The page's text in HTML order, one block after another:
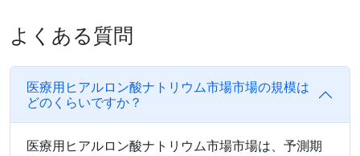
よくある質問
医療用ヒアルロン酸ナトリウム市場市場の規模は
どのくらいですか？
医療用ヒアルロン酸ナトリウム市場市場は、予測期